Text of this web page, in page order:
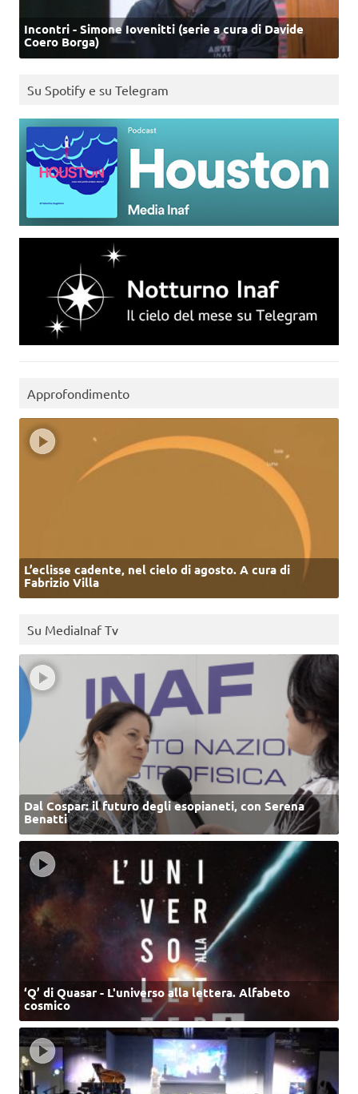
Incontri - Simone Iovenitti (serie a cura di Davide
Coero Borga)
Su Spotify e su Telegram
Approfondimento
L’eclisse cadente, nel cielo di agosto. A cura di
Fabrizio Villa
Su MediaInaf Tv
Dal Cospar: il futuro degli esopianeti, con Serena
Benatti
‘Q’ di Quasar - L'universo alla lettera. Alfabeto
cosmico